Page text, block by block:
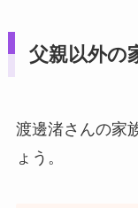
父親以外の
渡邊渚さんの家
ょう。